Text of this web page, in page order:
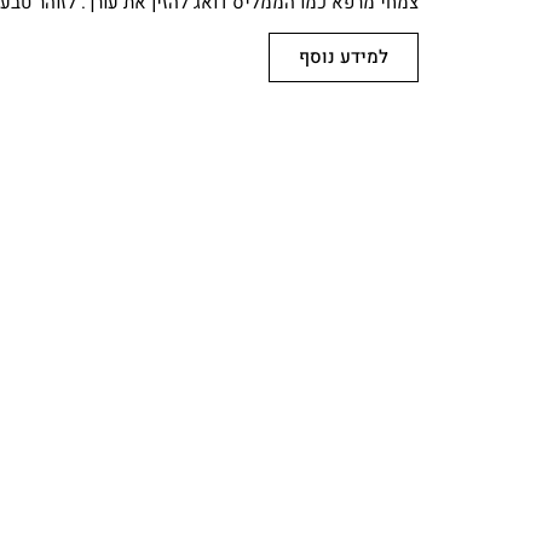
למידע נוסף